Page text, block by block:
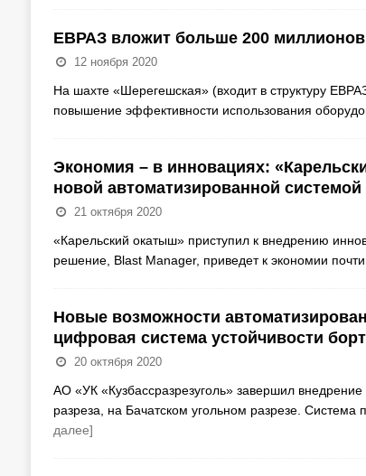
ЕВРАЗ вложит больше 200
12 ноября 2020
На шахте «Шерегешская» (входит в структуру
повышение эффективности использования
Экономия – в инновациях:
новой автоматизированной системой
21 октября 2020
«Карельский окатыш» приступил к внедрению
решение, Blast Manager, приведет к экономии
Новые возможности
цифровая система устойчивости
20 октября 2020
АО «УК «Кузбассразрезуголь» завершил
разреза, на Бачатском угольном разрезе.
далее]